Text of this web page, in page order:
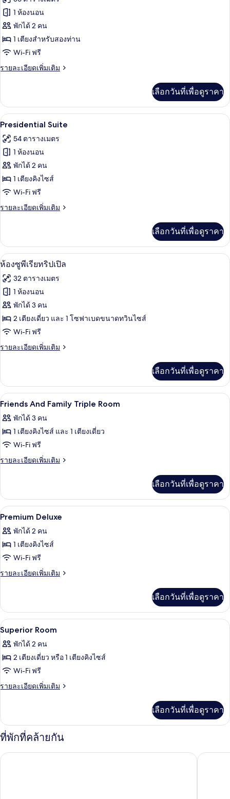
ทั้งหมด
ของ
Premium
Deluxe
1 ห้องนอน
พักได้ 2 คน
1 เตียงสำหรับสองท่าน
Wi-Fi ฟรี
รายละเอียดเพิ่มเติม
ราย
เกี่ยว
กับ
Premium
เลือกวันที่เพื่อดูราคา
เปิด
ภาพถ่าย
ทั้งหมด
ของ
Presidential
Suite
Presidential Suite | ตู้นิรภัยในห้องพัก,
5
Presidential Suite
54 ตารางเมตร
1 ห้องนอน
พักได้ 2 คน
1 เตียงคิงไซส์
Wi-Fi ฟรี
รายละเอียดเพิ่มเติม
ราย
เกี่ยว
กับ
Presidential
Suite
เลือกวันที่เพื่อดูราคา
เปิด
ภาพถ่าย
ทั้งหมด
ของ
ห้อง
ซู
พี
ทริปเปิล
ห้องซูพีเรียทริปเปิล | ตู้นิรภัยในห้องพัก
5
ห้องซูพีเรียทริปเปิล
32 ตารางเมตร
1 ห้องนอน
พักได้ 3 คน
2 เตียงเดี่ยว และ 1 โซฟาเบดขนาดทวินไซส์
Wi-Fi ฟรี
รายละเอียดเพิ่มเติม
ราย
เกี่ยว
กับ
ห้อง
พี
เรีย
เลือกวันที่เพื่อดูราคา
เปิด
ภาพถ่าย
ทั้งหมด
ของ
Friends
Triple
Room
ตู้นิรภัยในห้องพัก, โต๊ะทำงาน, Wi-Fi ฟ
11
Friends And Family Triple Room
พักได้ 3 คน
1 เตียงคิงไซส์ และ 1 เตียงเดี่ยว
Wi-Fi ฟรี
รายละเอียดเพิ่มเติม
ราย
เกี่ยว
กับ
Friends
Family
Triple
เลือกวันที่เพื่อดูราคา
เปิด
ภาพถ่าย
ทั้งหมด
ของ
Premium
ตู้นิรภัยในห้องพัก, โต๊ะทำงาน, Wi-Fi ฟ
4
Premium Deluxe
พักได้ 2 คน
1 เตียงคิงไซส์
Wi-Fi ฟรี
รายละเอียดเพิ่มเติม
ราย
เกี่ยว
กับ
Premium
Deluxe
เลือกวันที่เพื่อดูราคา
เปิด
ภาพถ่าย
ทั้งหมด
ของ
Superior
ตู้นิรภัยในห้องพัก, โต๊ะทำงาน, Wi-Fi ฟ
4
Superior Room
พักได้ 2 คน
2 เตียงเดี่ยว หรือ 1 เตียงคิงไซส์
Wi-Fi ฟรี
รายละเอียดเพิ่มเติม
ราย
เกี่ยว
กับ
Superior
Room
เลือกวันที่เพื่อดูราคา
ที่พักที่คล้ายกัน
สเตย์ วิท นิมมาน เชียงใหม่ โรงแรม